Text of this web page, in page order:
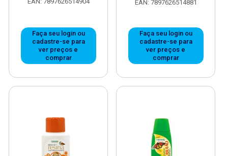
Faça seu login ou
cadastre-se para
ver preços e
comprar
EAN: 7897626514881
Faça seu login ou
cadastre-se para
ver preços e
comprar